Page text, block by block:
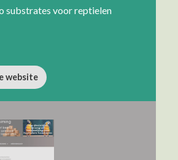
substrates voor reptielen
website